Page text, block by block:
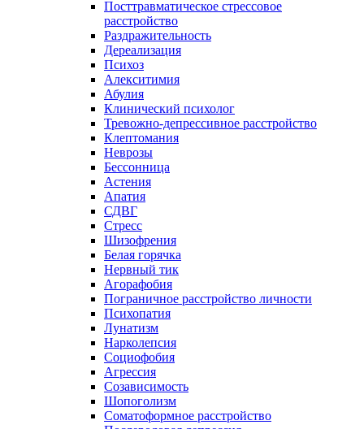
Посттравматическое стрессовое
расстройство
Раздражительность
Дереализация
Психоз
Алекситимия
Абулия
Клинический психолог
Тревожно-депрессивное расстройство
Клептомания
Неврозы
Бессонница
Астения
Апатия
СДВГ
Стресс
Шизофрения
Белая горячка
Нервный тик
Агорафобия
Пограничное расстройство личности
Психопатия
Лунатизм
Нарколепсия
Социофобия
Агрессия
Созависимость
Шопоголизм
Соматоформное расстройство